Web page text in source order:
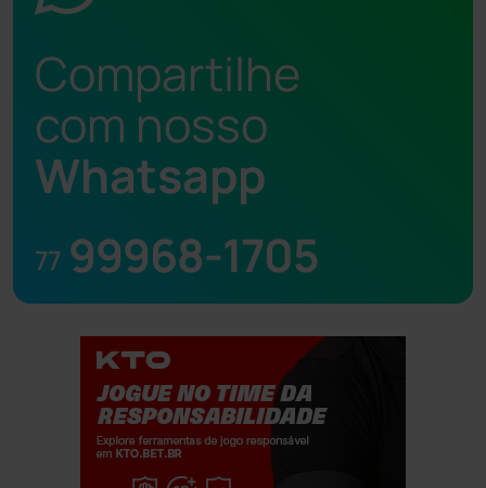
Compartilhe
com nosso
Whatsapp
77 99968-1705